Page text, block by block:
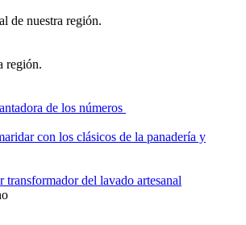
de nuestra región.
región.
de los números
con los clásicos de la panadería y
transformador del lavado artesanal